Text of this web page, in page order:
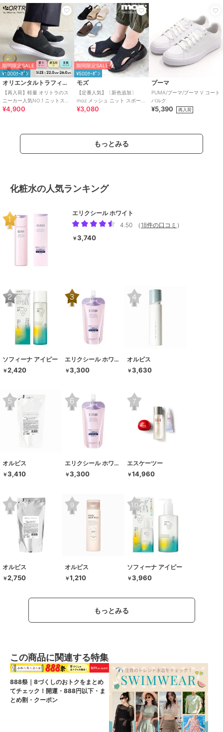
期間限定SALE
¥1000ｸｰﾎﾟﾝ
オリエンタルトラフィック
【再入荷】軽量 オリトラのス
ニーカー人気NO.1 ニットスニ
ーカー スリッポン /3709
¥4,900
期間限定SALE
¥500ｸｰﾎﾟﾝ
モズ
【定番人気】〔新色追加〕
moz メッシュ ニット スポーツ
サンダル
¥3,080
プーマ
PUMA/プーマ/プーマ V コート
バルク
¥5,390 再入荷
もっとみる
化粧水の人気ランキング
エリクシール ホワイト
4.50
（ 18件の口コミ ）
￥3,740
ソフィーナ アイピー
￥2,420
エリクシール ホワイト
￥3,300
オルビス
￥3,630
オルビス
￥3,410
エリクシール ホワイト
￥3,300
エスケーツー
￥14,960
オルビス
￥2,750
オルビス
￥1,210
ソフィーナ アイピー
￥3,960
もっとみる
この商品に関連する特集
888祭｜8づくしのおトクをまとめ
てチェック！開運・888円以下・ま
とめ割・クーポン